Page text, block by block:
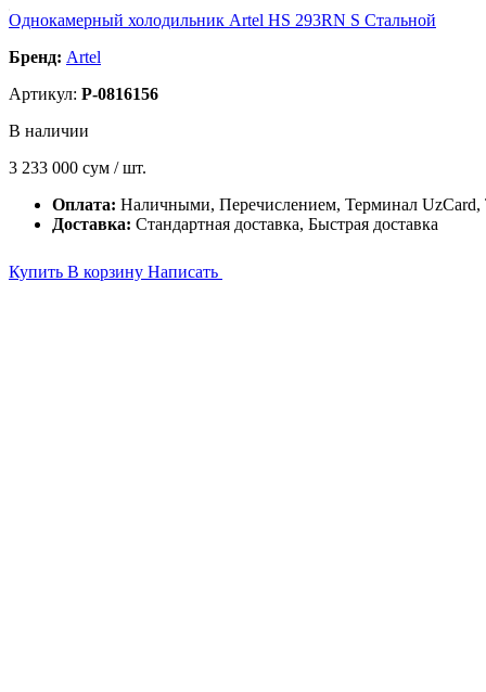
Однокамерный холодильник Artel HS 293RN S Стальной
Бренд: Artel
Артикул: P-0816156
В наличии
3 233 000 сум / шт.
Оплата: Наличными, Перечислением, Терминал
Доставка: Стандартная доставка, Быстрая доставка
Купить В корзину Написать